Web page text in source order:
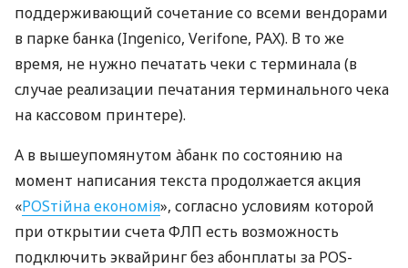
поддерживающий сочетание со всеми вендорами
в парке банка (Ingenico, Verifone, PAX). В то же
время, не нужно печатать чеки с терминала (в
случае реализации печатания терминального чека
на кассовом принтере).
А в вышеупомянутом àбанк по состоянию на
момент написания текста продолжается акция
«POSтійна економія», согласно условиям которой
при открытии счета ФЛП есть возможность
подключить эквайринг без абонплаты за POS-